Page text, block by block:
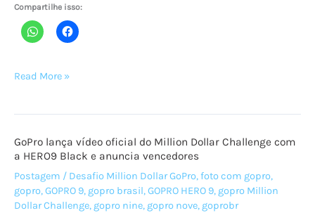
Compartilhe isso:
Os
no
Brasil,
com
Marcos
Read More »
GoPro lança vídeo oficial do Million Dollar Challenge com
a HERO9 Black e anuncia vencedores
Postagem / Desafio Million Dollar GoPro,foto com gopro,
gopro,GOPRO 9, gopro brasil,GOPRO HERO 9, gopro Million
Dollar Challenge, gopro nine, gopro nove, goprobr